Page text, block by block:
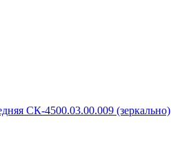
СК-4500.03.00.009 (зеркально)